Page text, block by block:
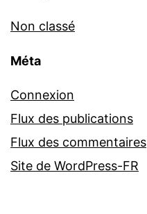
Non classé
Méta
Connexion
Flux des publications
Flux des commentaires
Site de WordPress-FR